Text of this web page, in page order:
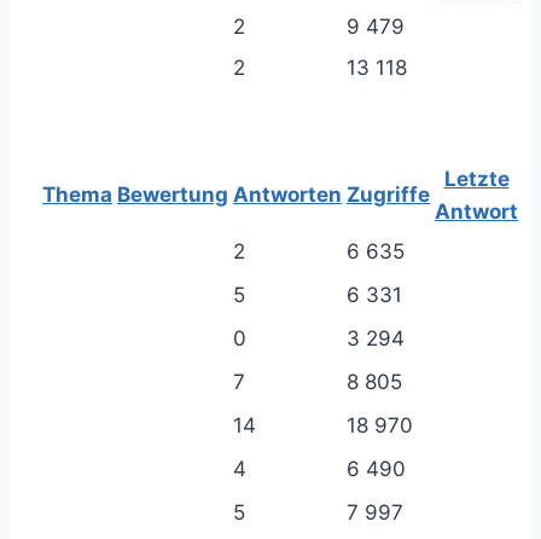
2
9 479
2
13 118
Thema Bewertung Antworten Zugriffe
Letzte
Antwort
2
6 635
5
6 331
0
3 294
7
8 805
14
18 970
4
6 490
5
7 997